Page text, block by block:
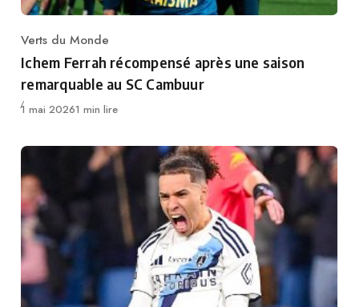
Category
Verts du Monde
Ichem Ferrah récompensé après une saison
remarquable au SC Cambuur
Publié
1 mai 20261 min lire